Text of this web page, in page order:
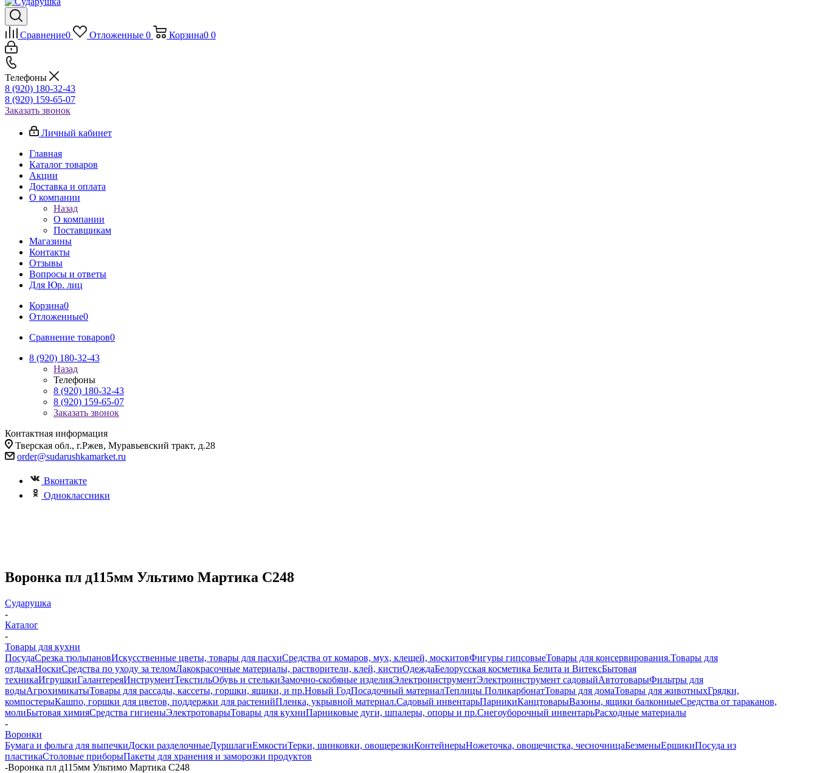
Сравнение0 Отложенные 0 Корзина0 0
Телефоны
8 (920) 180-32-43
8 (920) 159-65-07
Заказать звонок
Личный кабинет
Главная
Каталог товаров
Акции
Доставка и оплата
О компании
Назад
О компании
Поставщикам
Магазины
Контакты
Отзывы
Вопросы и ответы
Для Юр. лиц
Корзина0
Отложенные0
Сравнение товаров0
8 (920) 180-32-43
Назад
Телефоны
8 (920) 180-32-43
8 (920) 159-65-07
Заказать звонок
Контактная информация
Тверская обл., г.Ржев, Муравьевский тракт, д.28
order@sudarushkamarket.ru
Вконтакте
Одноклассники
Воронка пл д115мм Ультимо Мартика С248
Сударушка
-
Каталог
-
Товары для кухни
ПосудаСрезка тюльпановИскусственные цветы, товары для пасхиСредства от комаров, мух, клещей, москитовФигуры гипсовыеТовары для консервирования.Товары для
отдыхаНоскиСредства по уходу за теломЛакокрасочные материалы, растворители, клей, кистиОдеждаБелорусская косметика Белита и ВитексБытовая
техникаИгрушкиГалантереяИнструментТекстильОбувь и стелькиЗамочно-скобяные изделияЭлектроинструментЭлектроинструмент садовыйАвтотоварыФильтры для
водыАгрохимикатыТовары для рассады, кассеты, горшки, ящики, и пр.Новый ГодПосадочный материалТеплицы ПоликарбонатТовары для домаТовары для животныхГрядки,
компостерыКашпо, горшки для цветов, поддержки для растенийПленка, укрывной материал.Садовый инвентарьПарникиКанцтоварыВазоны, ящики балконныеСредства от тараканов,
молиБытовая химияСредства гигиеныЭлектротоварыТовары для кухниПарниковые дуги, шпалеры, опоры и пр.Снегоуборочный инвентарьРасходные материалы
-
Воронки
Бумага и фольга для выпечкиДоски разделочныеДуршлагиЕмкостиТерки, шинковки, овощерезкиКонтейнерыНожеточка, овощечистка, чесночницаБезменыЕршикиПосуда из
пластикаСтоловые приборыПакеты для хранения и заморозки продуктов
-Воронка пл д115мм Ультимо Мартика С248